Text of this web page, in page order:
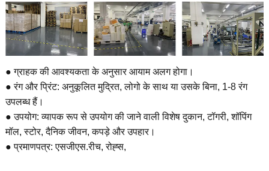
● ग्राहक की आवश्यकता के अनुसार आयाम अलग होगा।
● रंग और प्रिंट: अनुकूलित मुद्रित, लोगो के साथ या उसके बिना, 1-8 रंग
उपलब्ध हैं।
● उपयोग: व्यापक रूप से उपयोग की जाने वाली विशेष दुकान, टॉगरी, शॉपिंग
मॉल, स्टोर, दैनिक जीवन, कपड़े और उपहार।
● प्रमाणपत्र: एसजीएस.रीच, रोह्स,